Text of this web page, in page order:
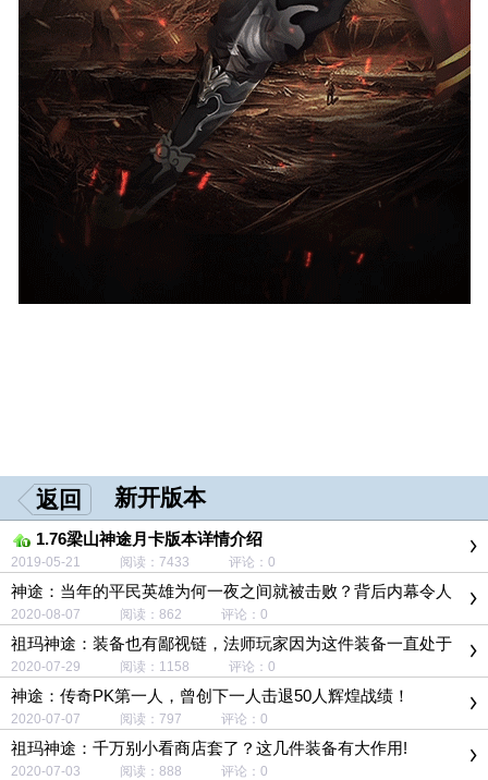
返回 新开版本
1.76梁山神途月卡版本详情介绍
2019-05-21 阅读：7433 评论：0
神途：当年的平民英雄为何一夜之间就被击败？背后内幕令人
担忧！
2020-08-07 阅读：862 评论：0
祖玛神途：装备也有鄙视链，法师玩家因为这件装备一直处于
鄙视链底层
2020-07-29 阅读：1158 评论：0
神途：传奇PK第一人，曾创下一人击退50人辉煌战绩！
2020-07-07 阅读：797 评论：0
祖玛神途：千万别小看商店套了？这几件装备有大作用!
2020-07-03 阅读：888 评论：0